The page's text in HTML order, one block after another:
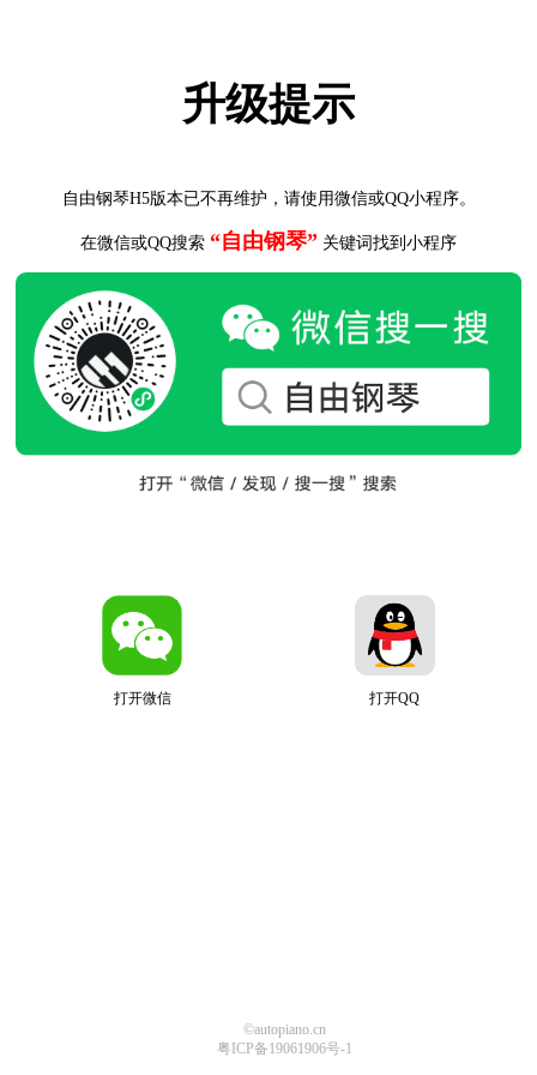
升级提示
自由钢琴H5版本已不再维护，请使用微信或QQ小程序。
在微信或QQ搜索 “自由钢琴” 关键词找到小程序
打开微信 打开QQ
©autopiano.cn
粤ICP备19061906号-1